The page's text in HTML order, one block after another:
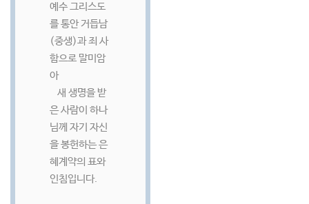
예수 그리스도
를 통안 거듭남
(중생)과 죄 사
함으로 말미암
아
새 생명을 받
은 사람이 하나
님께 자기 자신
을 봉헌하는 은
혜계약의 표와
인침입니다.